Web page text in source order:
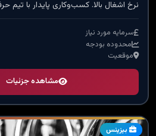
نرخ اشغال بالا. کسب‌وکاری پایدار با تیم
توسعه در جنوب شرق انگلستان.
سرمایه مورد نیاز
محدوده بودجه
موقعیت
مشاهده جزئیات
بیزینس